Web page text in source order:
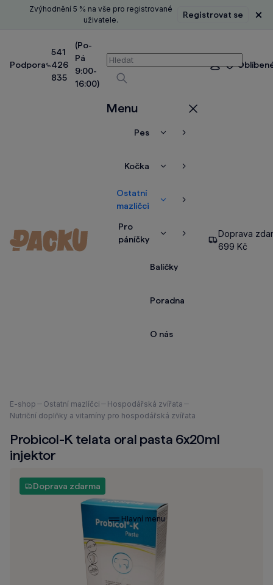
Zvýhodnění 5 % na vše pro registrované
uživatele.
Registrovat se
Podpora
541
426
835
(Po-
Pá
9:00-
16:00)
Vyhledávání
Vyhledávat
Přihlášení
Menu
Pes
ZobrazitZobrazit
Kočka
ZobrazitZobrazit
Ostatní
mazlíčci
ZobrazitZobrazit
Pro
páníčky
ZobrazitZobrazit
Balíčky
Poradna
O nás
Hlavní menu
Doprava
699 Kč
Nacházíte
se
E-shop Ostatní mazlíčci
Hospodářská zvířata
Nutriční doplňky a vitamíny pro hospodářská zvířata
Probicol-K telata oral pasta 6x20ml
injektor
Doprava zdarma